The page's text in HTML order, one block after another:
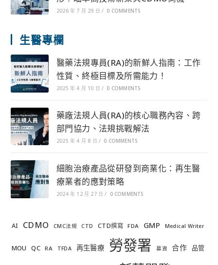
2026 年 7 月 29 日 / 0 COMMENTS
生醫專欄
醫藥法規專員(RA)的新鮮人指南：工作
性質、終極目標及所需能力！
2025 年 4 月 10 日 / 0 COMMENTS
藥廠法規人員(RA)的核心職務內容、跨
部門協力、法規挑戰解法
2025 年 4 月 8 日 / 0 COMMENTS
細胞治療產品從研發到商業化：再生醫
療業者的應對策略
2024 年 12 月 27 日 / 0 COMMENTS
AI CDMO CMC法規 CTD CTD撰寫 FDA GMP Medical Writer
MOU QC RA TFDA 再生醫療 勞發署 募資 合作 品管